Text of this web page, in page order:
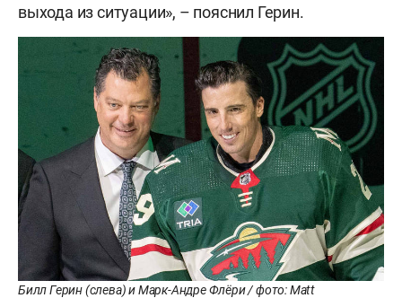
выхода из ситуации», – пояснил Герин.
Билл Герин (слева) и Марк-Андре Флёри / фото: Matt